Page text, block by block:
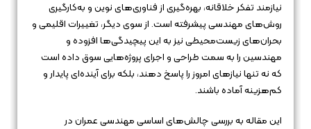
نیازمند تفکر خلاقانه، بهره‌گیری از فناوری‌های نوین و به‌کارگیری
روش‌های مهندسی پیشرفته است. از سوی دیگر، تغییرات اقلیمی و
بحران‌های زیست‌محیطی نیز به این پیچیدگی‌ها افزوده و
مهندسین را به سمت طراحی و اجرای پروژه‌هایی سوق داده است
که نه تنها نیازهای امروز را پاسخ دهند، بلکه برای آینده‌ای پایدار و
کم‌هزینه آماده باشند.
این مقاله به بررسی چالش‌های اساسی مهندسی عمران در